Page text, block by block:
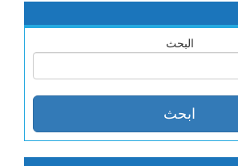
البحث